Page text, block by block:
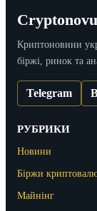
Криптоновини
біржі, ринок та
Telegram
РУБРИКИ
Новини
Біржи
Майнінг